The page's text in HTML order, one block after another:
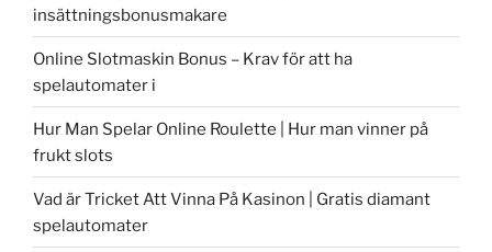
insättningsbonusmakare
Online Slotmaskin Bonus – Krav för att ha
spelautomater i
Hur Man Spelar Online Roulette | Hur man vinner på
frukt slots
Vad är Tricket Att Vinna På Kasinon | Gratis diamant
spelautomater